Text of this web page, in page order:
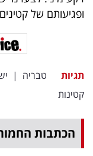
ופגיעותם של
תגיות טבריה |
קטינות
הכתבות